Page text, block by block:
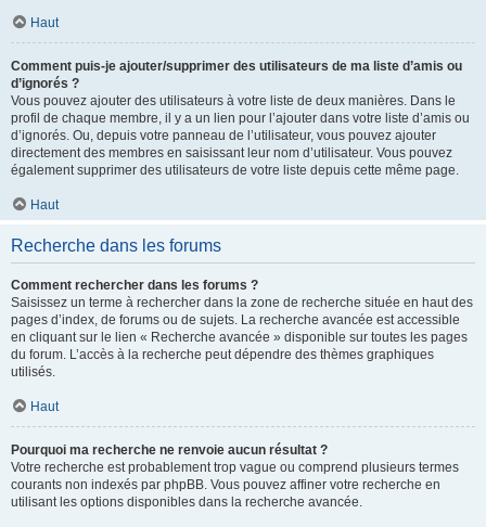
Haut
Comment puis-je ajouter/supprimer des utilisateurs de ma liste d’amis ou
d’ignorés ?
Vous pouvez ajouter des utilisateurs à votre liste de deux manières. Dans le
profil de chaque membre, il y a un lien pour l’ajouter dans votre liste d’amis ou
d’ignorés. Ou, depuis votre panneau de l’utilisateur, vous pouvez ajouter
directement des membres en saisissant leur nom d’utilisateur. Vous pouvez
également supprimer des utilisateurs de votre liste depuis cette même page.
Haut
Recherche dans les forums
Comment rechercher dans les forums ?
Saisissez un terme à rechercher dans la zone de recherche située en haut des
pages d’index, de forums ou de sujets. La recherche avancée est accessible
en cliquant sur le lien « Recherche avancée » disponible sur toutes les pages
du forum. L’accès à la recherche peut dépendre des thèmes graphiques
utilisés.
Haut
Pourquoi ma recherche ne renvoie aucun résultat ?
Votre recherche est probablement trop vague ou comprend plusieurs termes
courants non indexés par phpBB. Vous pouvez affiner votre recherche en
utilisant les options disponibles dans la recherche avancée.